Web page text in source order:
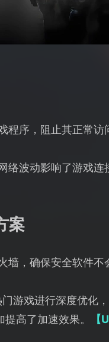
程序，阻止其正常访
波动影响了游戏连
案
墙，确保安全软件不
游戏进行深度优化
高了加速效果。
【